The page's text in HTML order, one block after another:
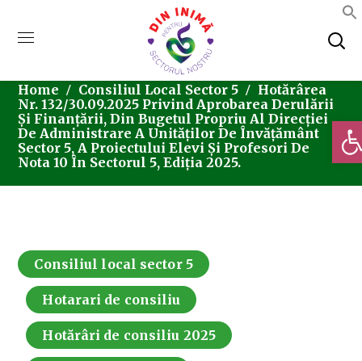
Home Consiliul Local Sector 5
Hotărârea
Nr. 132/30.09.2025 Privind Aprobarea Derulării
Și Finanțării, Din Bugetul Propriu Al Direcției
De Administrare A Unităților De Învățământ
Sector 5, A Proiectului Elevi Și Profesori De
Nota 10 În Sectorul 5, Ediția 2025.
Consiliul local sector 5
Hotarari de consiliu
Hotărâri de consiliu 2025